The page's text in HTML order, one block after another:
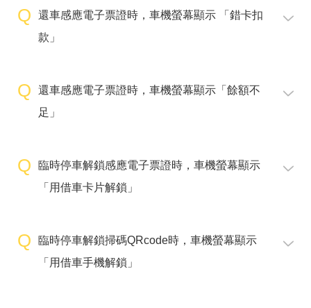
還車感應電子票證時，車機螢幕顯示 「錯卡扣
款」
還車感應電子票證時，車機螢幕顯示「餘額不
足」
臨時停車解鎖感應電子票證時，車機螢幕顯示
「用借車卡片解鎖」
臨時停車解鎖掃碼QRcode時，車機螢幕顯示
「用借車手機解鎖」